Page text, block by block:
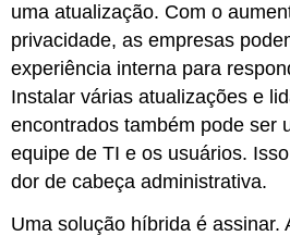
uma atualização. Com o
privacidade, as empresas
experiência interna para
Instalar várias atualizações e
encontrados também pode ser
equipe de TI e os usuários.
dor de cabeça administrativa.
Uma solução híbrida é assinar.